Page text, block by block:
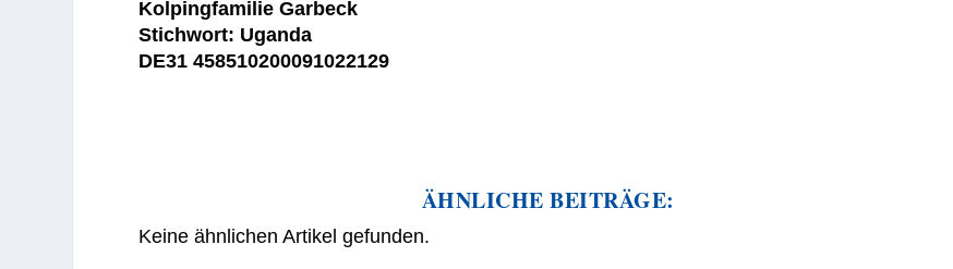
Kolpingfamilie Garbeck
Stichwort: Uganda
DE31 458510200091022129
ÄHNLICHE BEITRÄGE:
Keine ähnlichen Artikel gefunden.